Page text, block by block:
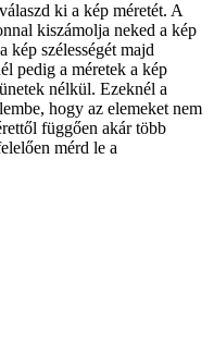
ki a kép méretét. A
kiszámolja neked a kép
kép szélességét majd
pedig a méretek a kép
nélkül. Ezeknél a
hogy az elemeket nem
függően akár több
mérd le a